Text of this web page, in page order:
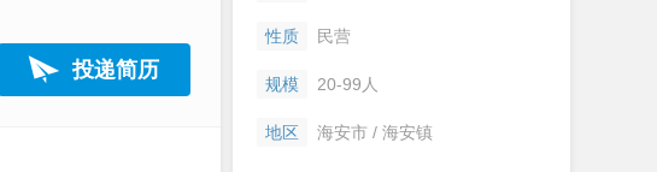
投递简历
性质 民营
规模 20-99人
地区 海安市 / 海安镇